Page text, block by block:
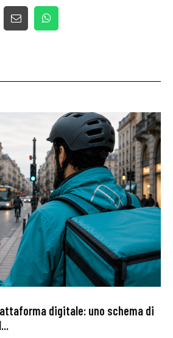
digitale: uno schema di